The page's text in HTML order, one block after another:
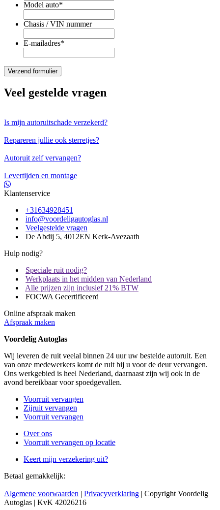
Model auto*
Chasis / VIN nummer
E-mailadres*
Veel gestelde vragen
Is mijn autoruitschade verzekerd?
Repareren jullie ook sterretjes?
Autoruit zelf vervangen?
Levertijden en montage
Klantenservice
+31634928451
info@voordeligautoglas.nl
Veelgestelde vragen
De Abdij 5, 4012EN Kerk-Avezaath
Hulp nodig?
Speciale ruit nodig?
Werkplaats in het midden van Nederland
Alle prijzen zijn inclusief 21% BTW
FOCWA Gecertificeerd
Online afspraak maken
Afspraak maken
Voordelig Autoglas
Wij leveren de ruit veelal binnen 24 uur uw bestelde autoruit. Een
van onze medewerkers komt de ruit bij u voor de deur vervangen.
Ons werkgebied is heel Nederland, daarnaast zijn wij ook in de
avond bereikbaar voor spoedgevallen.
Voorruit vervangen
Zijruit vervangen
Voorruit vervangen
Over ons
Voorruit vervangen op locatie
Keert mijn verzekering uit?
Betaal gemakkelijk:
Algemene voorwaarden | Privacyverklaring | Copyright Voordelig
Autoglas | KvK 42026216